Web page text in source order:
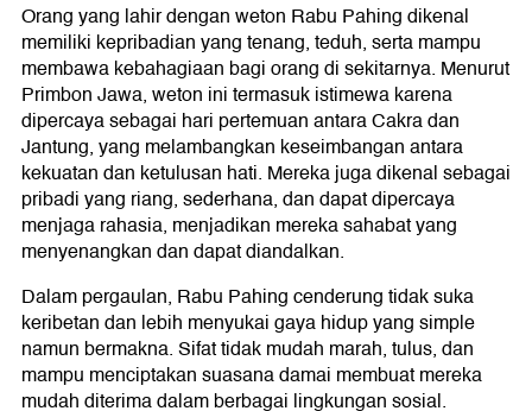
Orang yang lahir dengan weton Rabu Pahing dikenal
memiliki kepribadian yang tenang, teduh, serta mampu
membawa kebahagiaan bagi orang di sekitarnya. Menurut
Primbon Jawa, weton ini termasuk istimewa karena
dipercaya sebagai hari pertemuan antara Cakra dan
Jantung, yang melambangkan keseimbangan antara
kekuatan dan ketulusan hati. Mereka juga dikenal sebagai
pribadi yang riang, sederhana, dan dapat dipercaya
menjaga rahasia, menjadikan mereka sahabat yang
menyenangkan dan dapat diandalkan.
Dalam pergaulan, Rabu Pahing cenderung tidak suka
keribetan dan lebih menyukai gaya hidup yang simple
namun bermakna. Sifat tidak mudah marah, tulus, dan
mampu menciptakan suasana damai membuat mereka
mudah diterima dalam berbagai lingkungan sosial.